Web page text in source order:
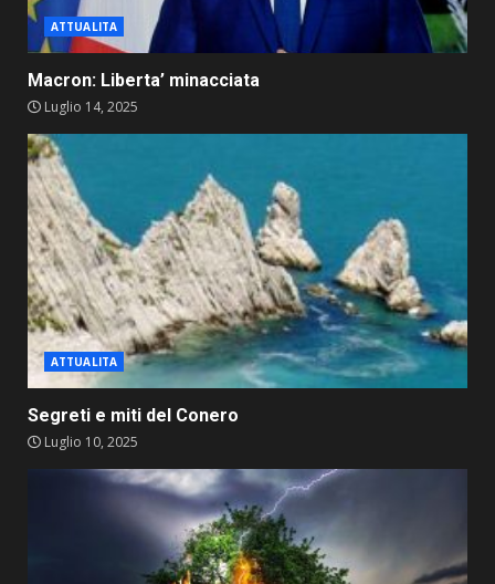
ATTUALITA
Macron: Liberta’ minacciata
Luglio 14, 2025
ATTUALITA
Segreti e miti del Conero
Luglio 10, 2025